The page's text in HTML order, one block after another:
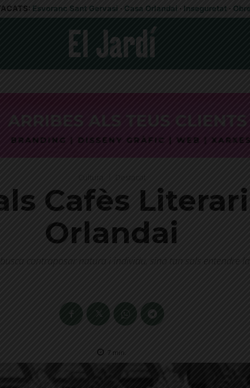
Esvoranc Sant Gervasi · Casa Orlandai · Inseguretat ·
Cultura
Cafès
Orlandai
contraposar natura i individu, sinó tan sols entendre
7min.